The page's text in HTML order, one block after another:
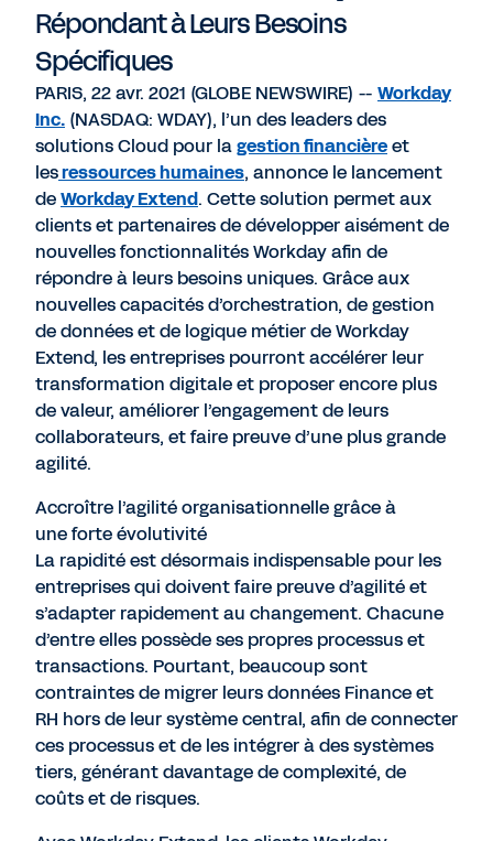
Répondant à Leurs Besoins
Spécifiques
PARIS, 22 avr. 2021 (GLOBE NEWSWIRE) -- Workday
Inc. (NASDAQ: WDAY), l’un des leaders des
solutions Cloud pour lagestion financièreet
lesressources humaines, annonce le lancement
deWorkday Extend. Cette solution permet aux
clients et partenaires de développer aisément de
nouvelles fonctionnalités Workday afin de
répondre à leurs besoins uniques. Grâce aux
nouvelles capacités d’orchestration, de gestion
de données et de logique métier de Workday
Extend, les entreprises pourront accélérer leur
transformation digitale et proposer encore plus
de valeur, améliorer l’engagement de leurs
collaborateurs, et faire preuve d’une plus grande
agilité.
Accroître l’agilité organisationnelle grâce à
une forte évolutivité
La rapidité est désormais indispensable pour les
entreprises qui doivent faire preuve d’agilité et
s’adapter rapidement au changement. Chacune
d’entre elles possède ses propres processus et
transactions. Pourtant, beaucoup sont
contraintes de migrer leurs données Finance et
RH hors de leur système central, afin de connecter
ces processus et de les intégrer à des systèmes
tiers, générant davantage de complexité, de
coûts et de risques.